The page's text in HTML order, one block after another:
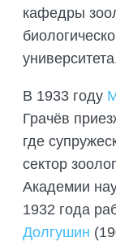
кафедры
В 1933 году
Грачёв
где
сектор
Академии
1932 года
Долгушин